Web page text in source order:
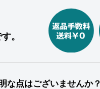
。
な点はございませんか？